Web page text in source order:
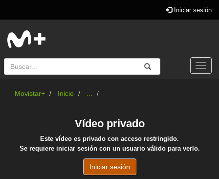
Iniciar sesión
Buscar Enviar
Buscar
Movistar+ Inicio